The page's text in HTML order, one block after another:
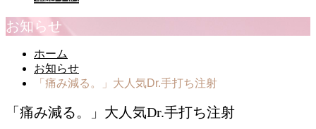
お知らせ
ホーム
お知らせ
「痛み減る。」大人気Dr.手打ち注射
「痛み減る。」大人気Dr.手打ち注射